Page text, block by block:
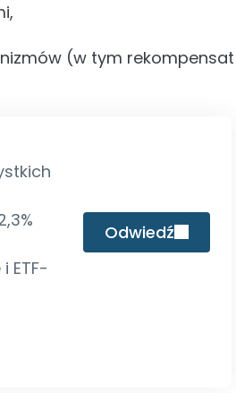
(w tym rekompensat
ETF-
Odwiedź